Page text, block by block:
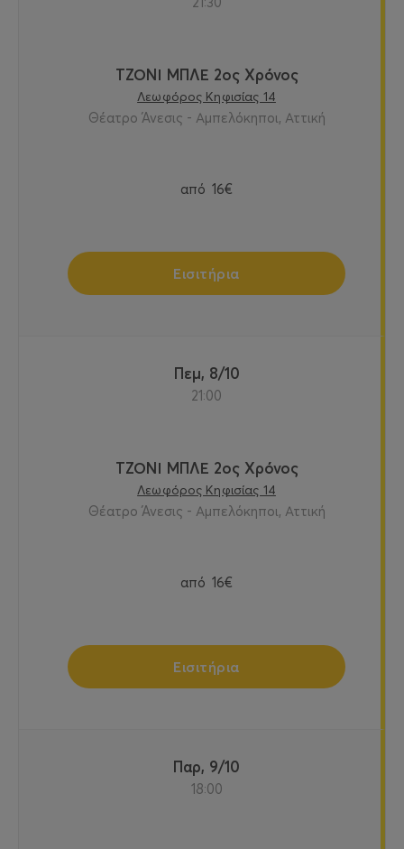
ΤΖΟΝΙ ΜΠΛΕ 2ος Χρόνος
Λεωφόρος Κηφισίας 14
Θέατρο Άνεσις - Αμπελόκηποι, Αττική
από 16€
Εισιτήρια
Πεμ, 8/10
21:00
ΤΖΟΝΙ ΜΠΛΕ 2ος Χρόνος
Λεωφόρος Κηφισίας 14
Θέατρο Άνεσις - Αμπελόκηποι, Αττική
από 16€
Εισιτήρια
Παρ, 9/10
18:00